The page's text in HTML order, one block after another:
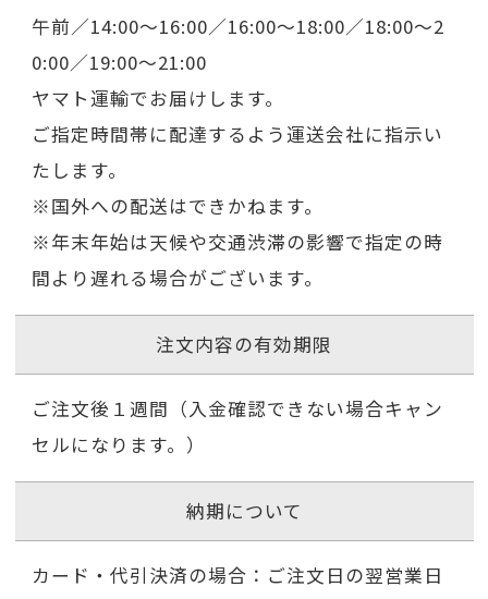
午前／14:00〜16:00／16:00〜18:00／18:00〜2
0:00／19:00〜21:00
ヤマト運輸でお届けします。
ご指定時間帯に配達するよう運送会社に指示い
たします。
※国外への配送はできかねます。
※年末年始は天候や交通渋滞の影響で指定の時
間より遅れる場合がございます。
注文内容の有効期限
ご注文後１週間（入金確認できない場合キャン
セルになります。）
納期について
カード・代引決済の場合：ご注文日の翌営業日